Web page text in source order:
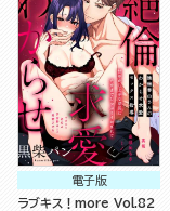
電子版
ラブキス！more Vol.82